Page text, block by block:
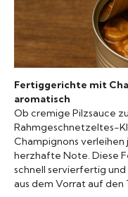
Kartoffeln
Konserven
Nudeln
Marmelade
Wissenswert
Fertiggerichte mit
aromatisch
Ob cremige Pilzsauce
Rahmgeschnetzeltes-
Champignons
herzhafte Note. Diese
schnell servierfertig
aus dem Vorrat auf den